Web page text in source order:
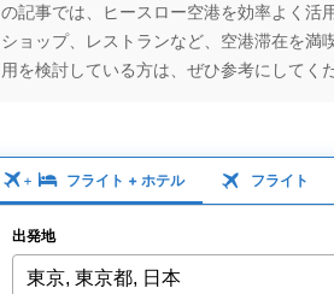
の記事では、ヒースロー空港を効率よく活
ショップ、レストランなど、空港滞在を満
用を検討している方は、ぜひ参考にしてく
+ フライト +ホテル フライト
出発地